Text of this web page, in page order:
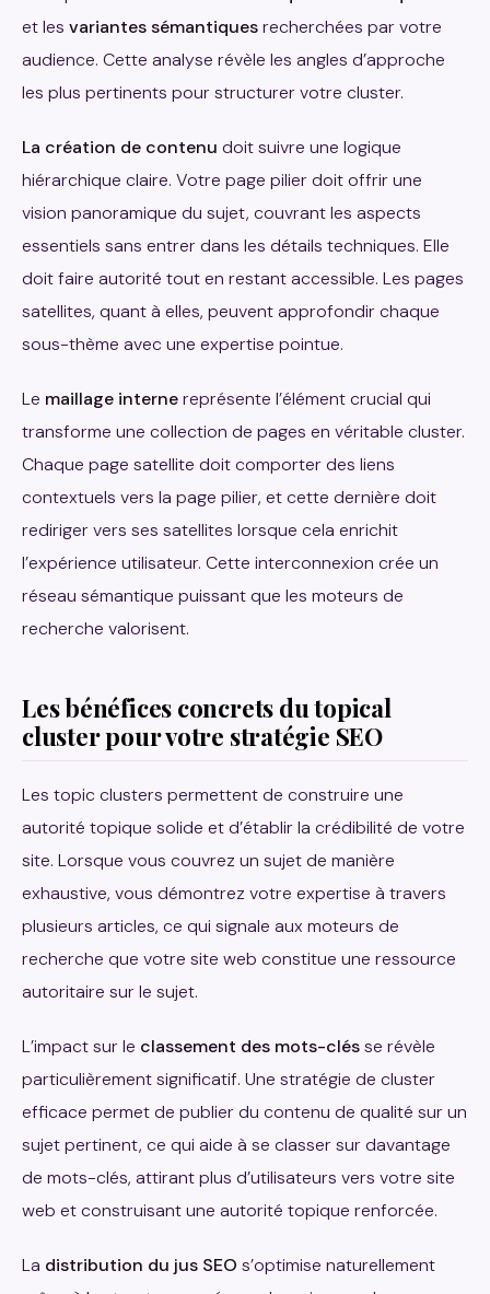
et les variantes sémantiquesrecherchées par votre
audience. Cette analyse révèle les angles d’approche
les plus pertinents pour structurer votre cluster.
La création de contenu doit suivre une logique
hiérarchique claire. Votre page pilier doit offrir une
vision panoramique du sujet, couvrant les aspects
essentiels sans entrer dans les détails techniques. Elle
doit faire autorité tout en restant accessible. Les pages
satellites, quant à elles, peuvent approfondir chaque
sous-thème avec une expertise pointue.
Le maillage internereprésente l’élément crucial qui
transforme une collection de pages en véritable cluster.
Chaque page satellite doit comporter des liens
contextuels vers la page pilier, et cette dernière doit
rediriger vers ses satellites lorsque cela enrichit
l’expérience utilisateur. Cette interconnexion crée un
réseau sémantique puissant que les moteurs de
recherche valorisent.
Les bénéfices concrets du topical
cluster pour votre stratégie SEO
Les topic clusters permettent de construire une
autorité topique solide et d’établir la crédibilité de votre
site. Lorsque vous couvrez un sujet de manière
exhaustive, vous démontrez votre expertise à travers
plusieurs articles, ce qui signale aux moteurs de
recherche que votre site web constitue une ressource
autoritaire sur le sujet.
L’impact sur le classement des mots-clésse révèle
particulièrement significatif. Une stratégie de cluster
efficace permet de publier du contenu de qualité sur un
sujet pertinent, ce qui aide à se classer sur davantage
de mots-clés, attirant plus d’utilisateurs vers votre site
web et construisant une autorité topique renforcée.
La distribution du jus SEO s’optimise naturellement